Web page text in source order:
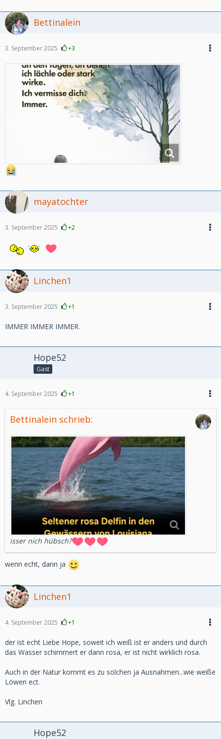
Bettinalein
3. September 2025 +3
mayatochter
3. September 2025 +2
Linchen1
3. September 2025 +1
IMMER IMMER IMMER.
Hope52
Gast
4. September 2025 +1
Bettinalein schrieb:
isser nich hübsch?
wenn echt, dann ja
Linchen1
4. September 2025 +1
der ist echt Liebe Hope, soweit ich weiß ist er anders und durch
das Wasser schimmert er dann rosa, er ist nicht wirklich rosa.
Auch in der Natur kommt es zu solchen ja Ausnahmen...wie weiße
Löwen ect.
Vlg. Linchen
Hope52